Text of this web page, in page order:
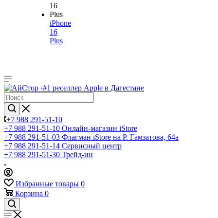
iPhone
16
Plus
+7 988 291-51-10
+7 988 291-51-10 Онлайн-магазин iStore
+7 988 291-51-03 Флагман iStore на Р. Гамзатова, 64а
+7 988 291-51-14 Сервисный центр
+7 988 291-51-30 Трейд-ин
Избранные товары 0
Корзина 0